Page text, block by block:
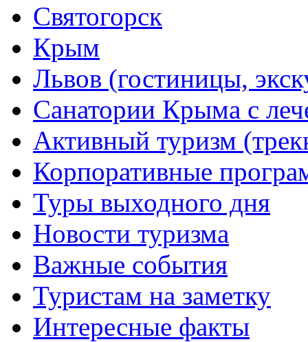
Святогорск
Крым
Львов (гостиницы,
Санатории Крыма с
Активный туризм
Корпоративные
Туры выходного дня
Новости туризма
Важные события
Туристам на заметку
Интересные факты